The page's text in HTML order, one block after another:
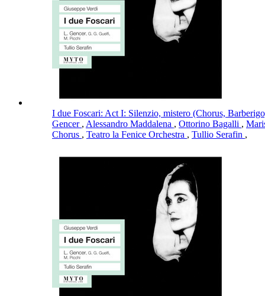
I due Foscari: Act I: Silenzio, mistero (Chorus,
Gencer , Alessandro Maddalena , Ottorino Bagalli ,
Chorus , Teatro la Fenice Orchestra , Tullio Serafin ,